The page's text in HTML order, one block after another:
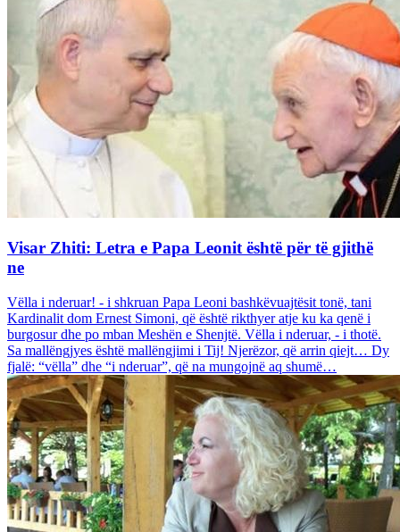
Visar Zhiti: Letra e Papa Leonit është për të gjithë
ne
Vëlla i nderuar! - i shkruan Papa Leoni bashkëvuajtësit tonë, tani
Kardinalit dom Ernest Simoni, që është rikthyer atje ku ka qenë i
burgosur dhe po mban Meshën e Shenjtë. Vëlla i nderuar, - i thotë.
Sa mallëngjyes është mallëngjimi i Tij! Njerëzor, që arrin qiejt… Dy
fjalë: “vëlla” dhe “i nderuar”, që na mungojnë aq shumë…